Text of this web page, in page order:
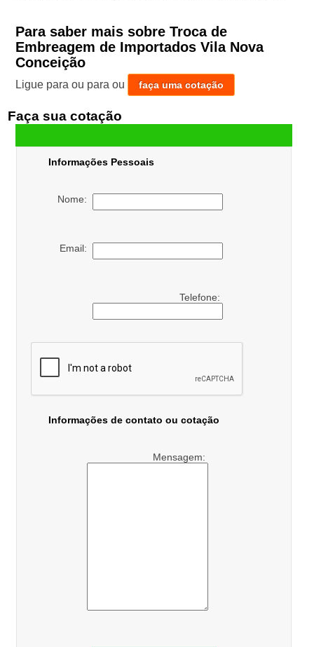
Para saber mais sobre Troca de
Embreagem de Importados Vila Nova
Conceição
Ligue para ou para ou faça uma cotação
Faça sua cotação
Informações Pessoais
Nome:
Email:
Telefone:
Informações de contato ou cotação
Mensagem: